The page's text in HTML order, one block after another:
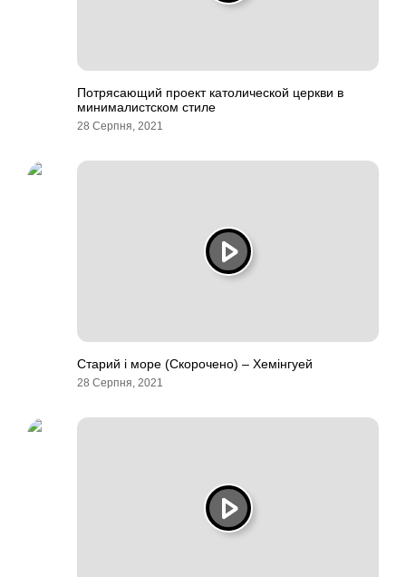
Потрясающий проект католической церкви в
минималистском стиле
28 Серпня, 2021
Старий і море (Скорочено) – Хемінгуей
28 Серпня, 2021